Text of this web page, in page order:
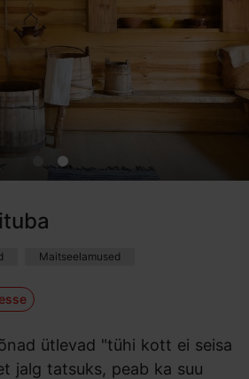
Maitseelamused
ütlevad "tühi kott ei seisa
jalg tatsuks, peab ka suu